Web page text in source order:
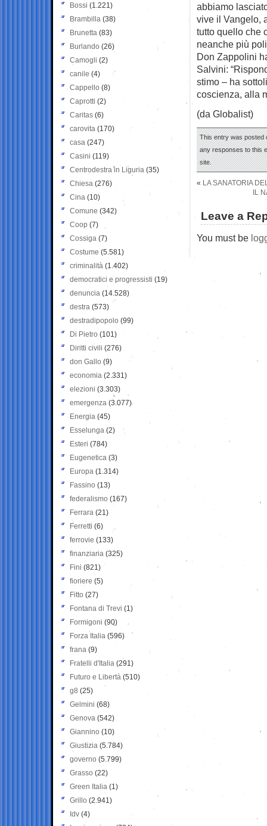
abbiamo
vive il Vangelo,
tutto quello che
neanche più
Don Zappolini
Salvini:
stimo – ha
coscienza, alla
(da Globalist)
This entry was posted
any responses to this
site.
« LA SANATORIA
IL
Leave a
You must be
Bossi (1.221)
Brambilla (38)
Brunetta (83)
Burlando (26)
Camogli (2)
canile (4)
Cappello (8)
Caprotti (2)
Caritas (6)
carovita (170)
casa (247)
Casini (119)
Centrodestra in Liguria (35)
Chiesa (276)
Cina (10)
Comune (342)
Coop (7)
Cossiga (7)
Costume (5.581)
criminalità (1.402)
democratici e progressisti (19)
denuncia (14.528)
destra (573)
destradipopolo (99)
Di Pietro (101)
Diritti civili (276)
don Gallo (9)
economia (2.331)
elezioni (3.303)
emergenza (3.077)
Energia (45)
Esselunga (2)
Esteri (784)
Eugenetica (3)
Europa (1.314)
Fassino (13)
federalismo (167)
Ferrara (21)
Ferretti (6)
ferrovie (133)
finanziaria (325)
Fini (821)
fioriere (5)
Fitto (27)
Fontana di Trevi (1)
Formigoni (90)
Forza Italia (596)
frana (9)
Fratelli d'Italia (291)
Futuro e Libertà (510)
g8 (25)
Gelmini (68)
Genova (542)
Giannino (10)
Giustizia (5.784)
governo (5.799)
Grasso (22)
Green Italia (1)
Grillo (2.941)
Idv (4)